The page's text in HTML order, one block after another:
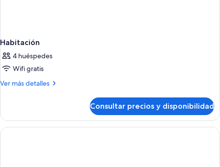
Habitación
4 huéspedes
Wifi gratis
Ver más detalles
Más
Consultar precios y disponibilidad